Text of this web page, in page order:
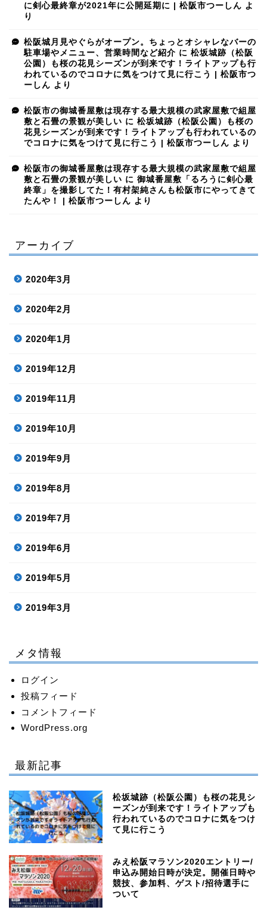
に剣心最終章が2021年に公開延期に | 松阪市つーしん よ
り
松阪城月見やぐらがオープン。ちょっとオシャレなバーの
駐車場やメニュー、営業時間など紹介 に 松坂城跡（松阪
公園）も桜の花見シーズンが到来です！ライトアップも行
われているのでコロナに気をつけて見に行こう | 松阪市つ
ーしん より
松阪市の御城番屋敷は現存する最大規模の武家屋敷で組屋
敷と石畳の景観が美しい に 松坂城跡（松阪公園）も桜の
花見シーズンが到来です！ライトアップも行われているの
でコロナに気をつけて見に行こう | 松阪市つーしん より
松阪市の御城番屋敷は現存する最大規模の武家屋敷で組屋
敷と石畳の景観が美しい に 御城番屋敷「るろうに剣心最
終章」を撮影してた！有村架純さんも松阪市にやってきて
たんや！ | 松阪市つーしん より
アーカイブ
2020年3月
2020年2月
2020年1月
2019年12月
2019年11月
2019年10月
2019年9月
2019年8月
2019年7月
2019年6月
2019年5月
2019年3月
メタ情報
ログイン
投稿フィード
コメントフィード
WordPress.org
最新記事
松坂城跡（松阪公園）も桜の花見シ
ーズンが到来です！ライトアップも
行われているのでコロナに気をつけ
て見に行こう
みえ松阪マラソン2020エントリー/
申込み開始日時が決定。開催日時や
競技、参加料、ゲスト/招待選手に
ついて